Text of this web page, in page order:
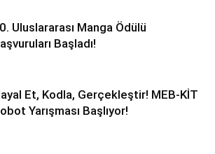
Uluslararası Manga Ödülü
Başladı!
Et, Kodla, Gerçekleştir! MEB-KİT
Yarışması Başlıyor!